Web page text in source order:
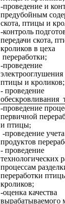
-проведение и
предубойным
скота, птицы и
-контроль
передачи скота,
кроликов в цеха
переработки;
-проведение
электрооглушения
птицы и кроликов;
- проведение
обескровливания
-проведение
первичной
и птицы;
-проведение
продуктов
- проведение
технологических
процессам
переработки
кроликов;
-оценка качества
вырабатываемого